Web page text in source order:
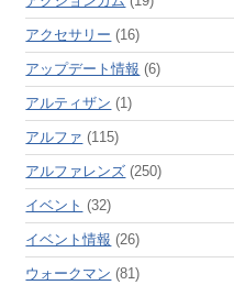
アクセサリー (16)
アップデート情報 (6)
アルティザン (1)
アルファ (115)
アルファレンズ (250)
イベント (32)
イベント情報 (26)
ウォークマン (81)